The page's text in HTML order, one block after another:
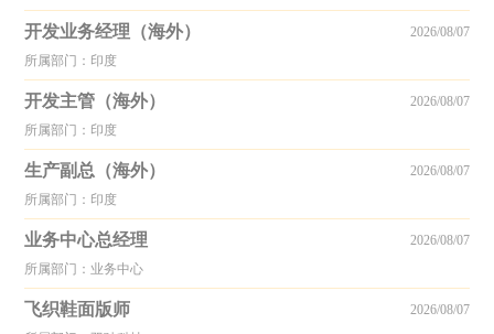
开发业务经理（海外）
所属部门：印度
2026/08/07
开发主管（海外）
所属部门：印度
2026/08/07
生产副总（海外）
所属部门：印度
2026/08/07
业务中心总经理
所属部门：业务中心
2026/08/07
飞织鞋面版师 2026/08/07